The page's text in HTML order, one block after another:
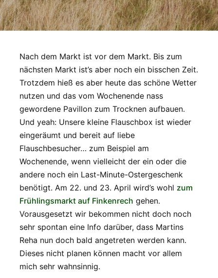
Nach dem Markt ist vor dem Markt. Bis zum
nächsten Markt ist’s aber noch ein bisschen Zeit.
Trotzdem hieß es aber heute das schöne Wetter
nutzen und das vom Wochenende nass
gewordene Pavillon zum Trocknen aufbauen.
Und yeah: Unsere kleine Flauschbox ist wieder
eingeräumt und bereit auf liebe
Flauschbesucher… zum Beispiel am
Wochenende, wenn vielleicht der ein oder die
andere noch ein Last-Minute-Ostergeschenk
benötigt. Am 22. und 23. April wird’s wohl zum
Frühlingsmarkt auf Finkenrech gehen.
Vorausgesetzt wir bekommen nicht doch noch
sehr spontan eine Info darüber, dass Martins
Reha nun doch bald angetreten werden kann.
Dieses nicht planen können macht vor allem
mich sehr wahnsinnig.